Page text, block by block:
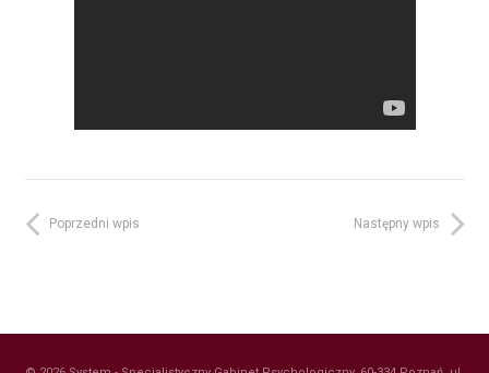
Poprzedni wpis Następny wpis